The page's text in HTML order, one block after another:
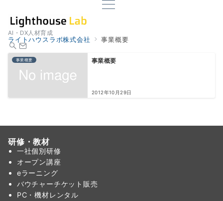
AI・DX人材育成
ライトハウスラボ株式会社 事業概要
事業概要 事業概要
2012年10月29日
研修・教材
一社個別研修
オープン講座
eラーニング
バウチャーチケット販売
PC・機材レンタル